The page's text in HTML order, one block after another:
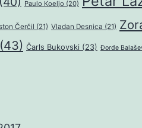
Paulo Koeljo (20)
Čerčil (21) Vladan Desnica (21)
(43) Čarls Bukovski (23) Đorđe